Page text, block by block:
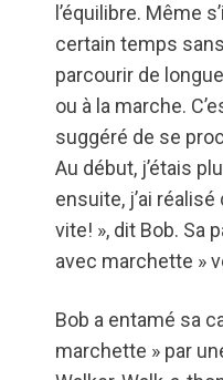
l’équilibre. Même
certain temps
parcourir de
ou à la marche.
suggéré de se
Au début, j’étais
ensuite, j’ai
vite! », dit Bob. Sa
avec marchette »
Bob a entamé sa
marchette » par